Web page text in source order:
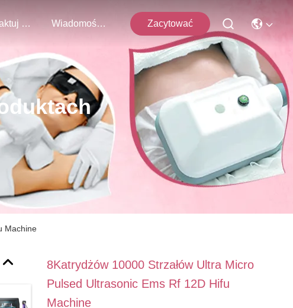
Skontaktuj Się Z Nami Wiadomości Firmowe Zacytować
Machine
8Katrydżów 10000 Strzałów Ultra Micro
Pulsed Ultrasonic Ems Rf 12D Hifu
Machine